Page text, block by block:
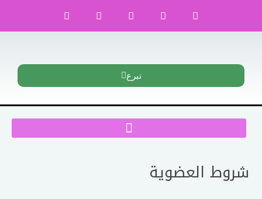
تبرع
شروط العضوية